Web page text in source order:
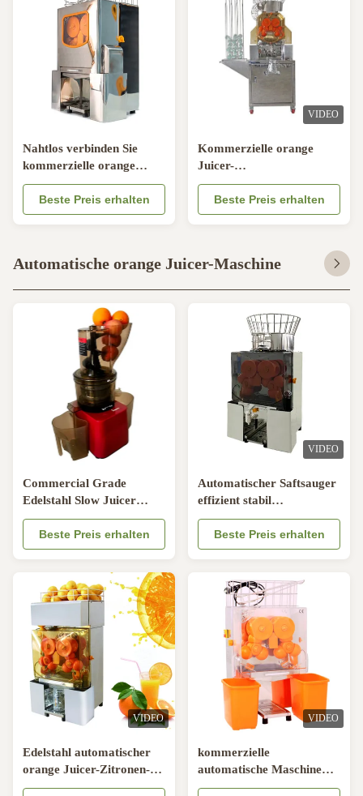
Nahtlos verbinden Sie
kommerzielle orange
Juicer-Maschine 370W
50HZ/110V für Turnhalle
Beste Preis erhalten
VIDEO
Kommerzielle orange
Juicer-
Berufsmaschine/kalte
Presse Juicers für
Krankenhaus
Beste Preis erhalten
Automatische orange Juicer-Maschine
Commercial Grade
Edelstahl Slow Juicer
Tragbarer
Hochkapazitäts-
Frischsaft-Extraktor
Beste Preis erhalten
VIDEO
Automatischer Saftsauger
effizient stabil
kontinuierlich laufen
Restaurant Nutzung
Beste Preis erhalten
VIDEO
Edelstahl automatischer
orange Juicer-Zitronen-
Frucht-Quetscher für
VIDEO
kommerzielle
automatische Maschine
des Orangensaft-